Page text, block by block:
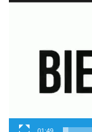
01:49